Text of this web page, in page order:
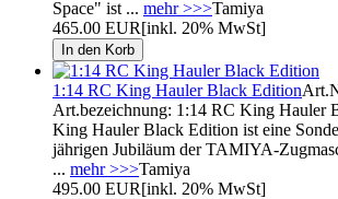
Space" ist ... mehr >>>Tamiya
465.00 EUR[inkl. 20% MwSt]
1:14 RC King Hauler Black Edition
Art.bezeichnung: 1:14 RC King Hauler
King Hauler Black Edition ist eine
jährigen Jubiläum der TAMIYA-
... mehr >>>Tamiya
495.00 EUR[inkl. 20% MwSt]